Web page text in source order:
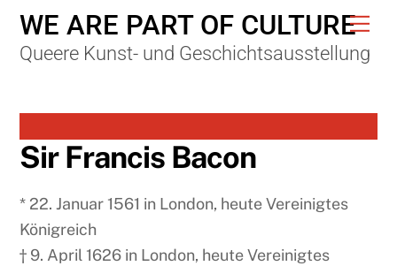
Skip
content
WE ARE PART OF CULTURE
Queere Kunst- und Geschichtsausstellung
Sir Francis Bacon
* 22. Januar 1561 in London, heute Vereinigtes
Königreich
† 9. April 1626 in London, heute Vereinigtes